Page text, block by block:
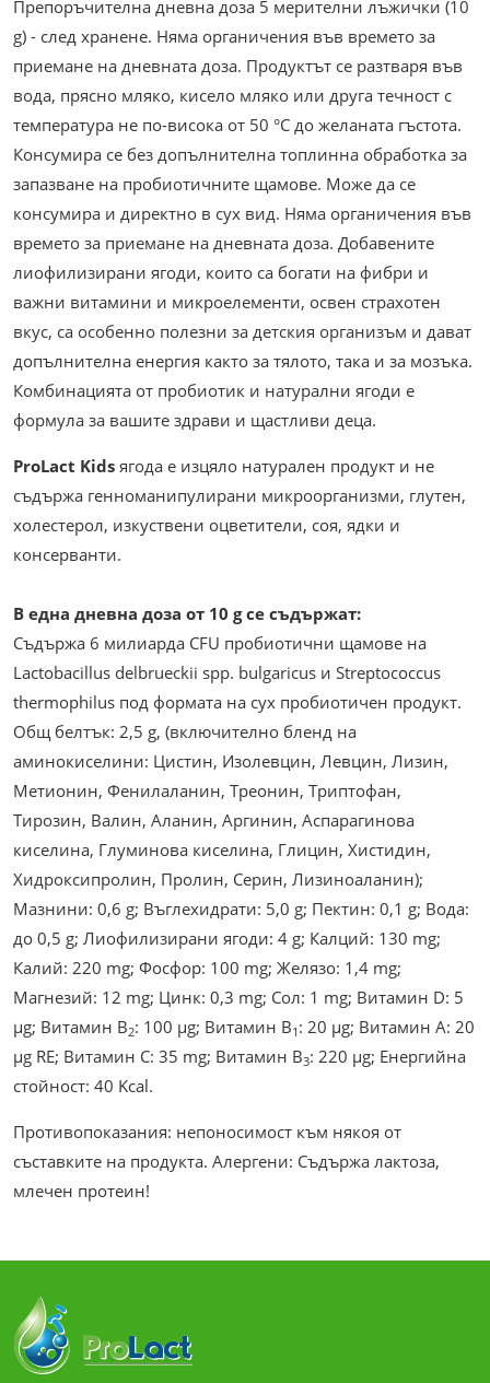
Препоръчителна дневна доза 5 мерителни лъжички (10
g) - след хранене. Няма органичения във времето за
приемане на дневната доза. Продуктът се разтваря във
вода, прясно мляко, кисело мляко или друга течност с
температура не по-висока от 50 °С до желаната гъстота.
Консумира се без допълнителна топлинна обработка за
запазване на пробиотичните щамове. Може да се
консумира и директно в сух вид. Няма органичения във
времето за приемане на дневната доза. Добавените
лиофилизирани ягоди, които са богати на фибри и
важни витамини и микроелементи, освен страхотен
вкус, са особенно полезни за детския организъм и дават
допълнителна енергия както за тялото, така и за мозъка.
Комбинацията от пробиотик и натурални ягоди е
формула за вашите здрави и щастливи деца.
ProLact Kids ягода е изцяло натурален продукт и не
съдържа генноманипулирани микроорганизми, глутен,
холестерол, изкуствени оцветители, соя, ядки и
консерванти.
В една дневна доза от 10 g се съдържат:
Съдържа 6 милиарда CFU пробиотични щамове на
Lactobacillus delbrueckii spp. bulgaricus и Streptococcus
thermophilus под формата на сух пробиотичен продукт.
Общ белтък: 2,5 g, (включително бленд на
аминокиселини: Цистин, Изолевцин, Левцин, Лизин,
Метионин, Фенилаланин, Треонин, Триптофан,
Тирозин, Валин, Аланин, Аргинин, Аспарагинова
киселина, Глуминова киселина, Глицин, Хистидин,
Хидроксипролин, Пролин, Серин, Лизиноаланин);
Мазнини: 0,6 g; Въглехидрати: 5,0 g; Пектин: 0,1 g; Вода:
до 0,5 g; Лиофилизирани ягоди: 4 g; Калций: 130 mg;
Калий: 220 mg; Фосфор: 100 mg; Желязо: 1,4 mg;
Магнезий: 12 mg; Цинк: 0,3 mg; Сол: 1 mg; Витамин D: 5
µg; Витамин В2: 100 µg; Витамин В1 : 20 µg; Витамин А: 20
µg RE; Витамин C: 35 mg; Витамин В3: 220 µg; Енергийна
стойност: 40 Kcal.
Противопоказания: непоносимост към някоя от
съставките на продукта. Алергени: Съдържа лактоза,
млечен протеин!